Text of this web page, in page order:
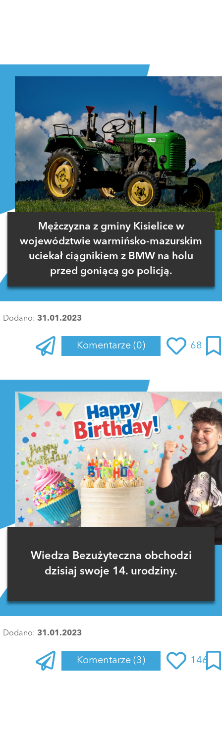
Mężczyzna z gminy Kisielice w
województwie warmińsko-mazurskim
uciekał ciągnikiem z BMW na holu
przed goniącą go policją.
Dodano: 31.01.2023
Komentarze (0) 68
Wiedza Bezużyteczna obchodzi
dzisiaj swoje 14. urodziny.
Dodano: 31.01.2023
Komentarze (3) 146